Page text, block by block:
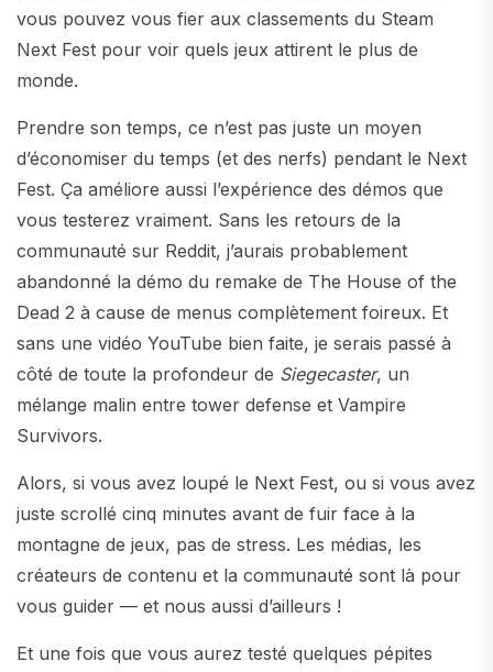
vous pouvez vous fier aux classements du Steam
Next Fest pour voir quels jeux attirent le plus de
monde.
Prendre son temps, ce n’est pas juste un moyen
d’économiser du temps (et des nerfs) pendant le Next
Fest. Ça améliore aussi l’expérience des démos que
vous testerez vraiment. Sans les retours de la
communauté sur Reddit, j’aurais probablement
abandonné la démo du remake de The House of the
Dead 2 à cause de menus complètement foireux. Et
sans une vidéo YouTube bien faite, je serais passé à
côté de toute la profondeur de Siegecaster, un
mélange malin entre tower defense et Vampire
Survivors.
Alors, si vous avez loupé le Next Fest, ou si vous avez
juste scrollé cinq minutes avant de fuir face à la
montagne de jeux, pas de stress. Les médias, les
créateurs de contenu et la communauté sont là pour
vous guider — et nous aussi d’ailleurs !
Et une fois que vous aurez testé quelques pépites